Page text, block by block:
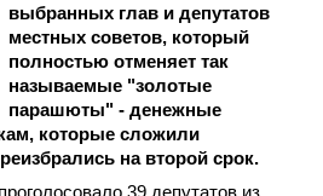
выбранных глав и депутатов
местных советов, который
полностью отменяет так
называемые "золотые
парашюты" - денежные
которые сложили
на второй срок.
39 депутатов из